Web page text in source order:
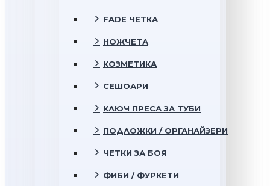
FADE ЧЕТКА
НОЖЧЕТА
КОЗМЕТИКА
СЕШОАРИ
КЛЮЧ ПРЕСА ЗА ТУБИ
ПОДЛОЖКИ / ОРГАНАЙЗЕРИ
ЧЕТКИ ЗА БОЯ
ФИБИ / ФУРКЕТИ